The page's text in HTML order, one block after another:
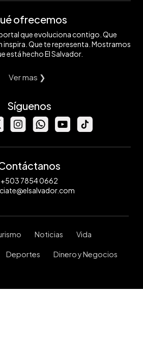
ofrecemos
que evoluciona contigo. Que
Que te representa. Mostramos
está hecho El Salvador.
Ver mas ❯
Síguenos
+503 7854 0662
Noticias Vida
Deportes Dinero y Negocios